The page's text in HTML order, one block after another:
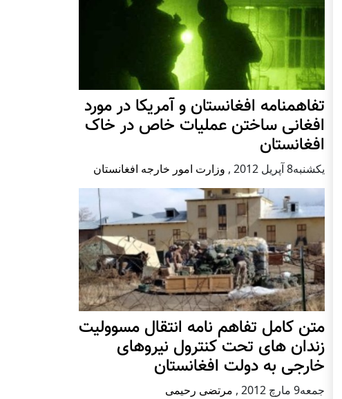
تفاهمنامه افغانستان و آمریکا در مورد
افغانی ساختن عملیات خاص در خاک
افغانستان
يكشنبه8 آپریل 2012 , وزارت امور خارجه افغانستان
متن کامل تفاهم نامه انتقال مسوولیت
زندان های تحت کنترول نیروهای
خارجی به دولت افغانستان
جمعه9 مارچ 2012 , مرتضی رحیمی